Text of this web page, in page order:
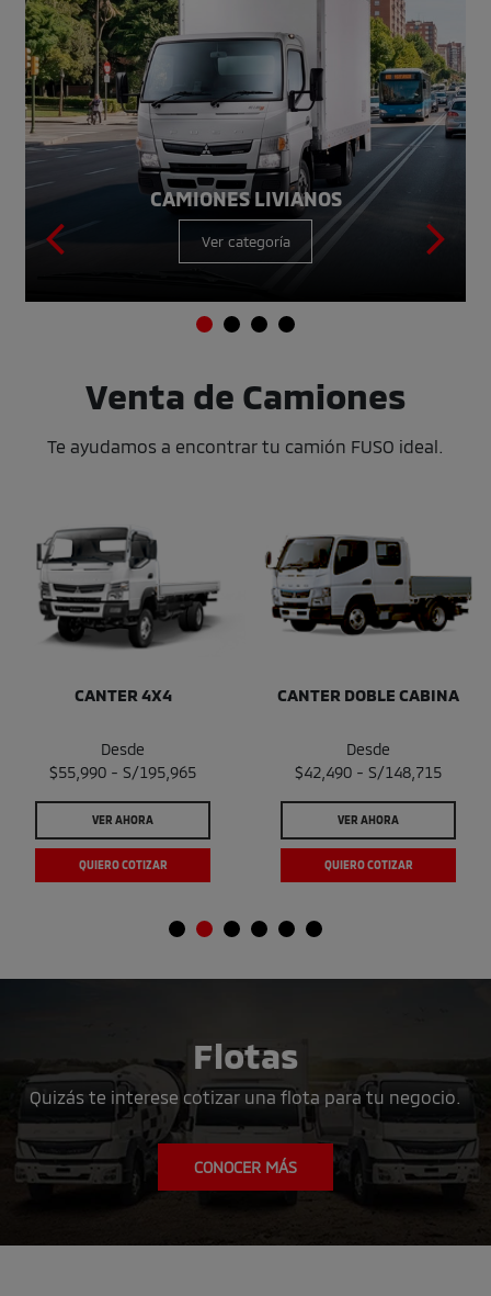
CAMIONES LIVIANOS
Ver categoría
Venta de Camiones
Te ayudamos a encontrar tu camión FUSO ideal.
CANTER 4X4
Desde
$55,990 - S/195,965
VER AHORA
QUIERO COTIZAR
CANTER DOBLE CABINA
Desde
$42,490 - S/148,715
VER AHORA
QUIERO COTIZAR
Flotas
Quizás te interese cotizar una flota para tu negocio.
CONOCER MÁS